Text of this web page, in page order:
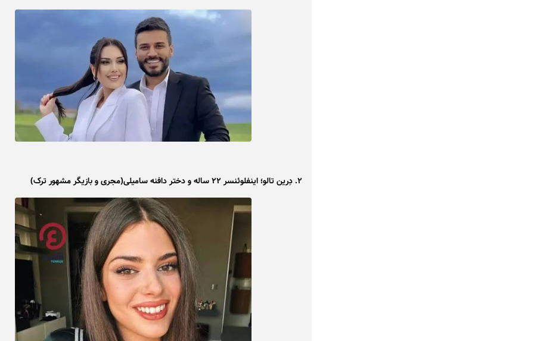
۲. دِرین تالو؛ اینفلوئنسر ۲۲ ساله و دختر دافنه سامیلی(مجری و بازیگر مشهور ترک)